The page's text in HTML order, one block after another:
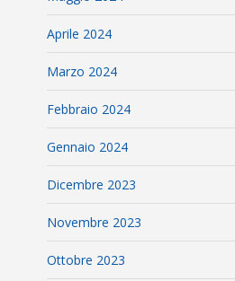
Aprile 2024
Marzo 2024
Febbraio 2024
Gennaio 2024
Dicembre 2023
Novembre 2023
Ottobre 2023